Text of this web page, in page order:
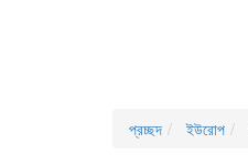
প্রচ্ছদ ইউরোপ